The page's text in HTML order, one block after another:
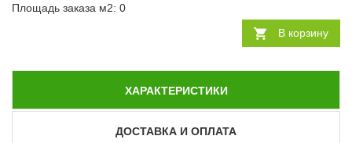
Площадь заказа м2: 0
В корзину
ХАРАКТЕРИСТИКИ
ДОСТАВКА И ОПЛАТА